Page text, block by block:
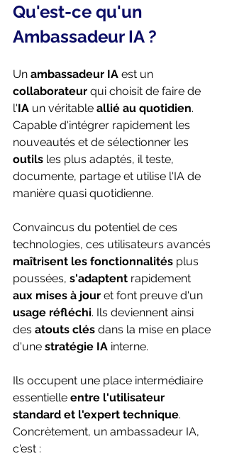
Qu'est-ce qu'un
Ambassadeur IA ?
Un ambassadeur IA est un
collaborateur qui choisit de faire de
l'IA un véritable allié au quotidien.
Capable d'intégrer rapidement les
nouveautés et de sélectionner les
outils les plus adaptés, il teste,
documente, partage et utilise l'IA de
manière quasi quotidienne.
Convaincus du potentiel de ces
technologies, ces utilisateurs avancés
maîtrisent les fonctionnalités plus
poussées, s'adaptent rapidement
aux mises à jour et font preuve d'un
usage réfléchi. Ils deviennent ainsi
des atouts clés dans la mise en place
d'une stratégie IA interne.
Ils occupent une place intermédiaire
essentielle entre l'utilisateur
standard et l'expert technique.
Concrètement, un ambassadeur IA,
c'est :